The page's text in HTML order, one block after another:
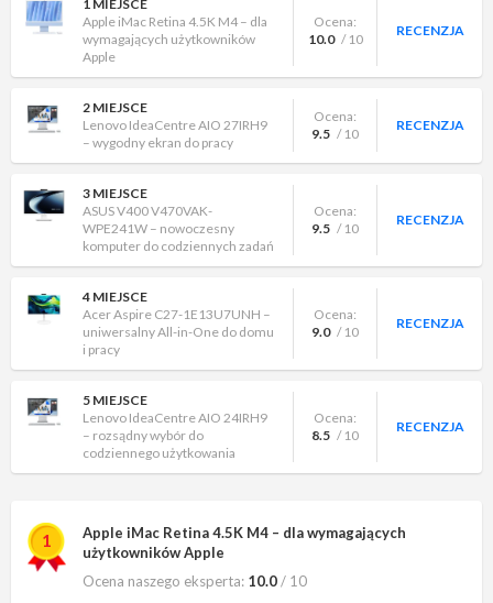
1 MIEJSCE
Apple iMac Retina 4.5K M4 – dla
wymagających użytkowników
Apple
Ocena:
10.0 / 10
RECENZJA
2 MIEJSCE
Lenovo IdeaCentre AIO 27IRH9
– wygodny ekran do pracy
Ocena:
9.5 / 10
RECENZJA
3 MIEJSCE
ASUS V400 V470VAK-
WPE241W – nowoczesny
komputer do codziennych zadań
Ocena:
9.5 / 10
RECENZJA
4 MIEJSCE
Acer Aspire C27-1E13U7UNH –
uniwersalny All-in-One do domu
i pracy
Ocena:
9.0 / 10
RECENZJA
5 MIEJSCE
Lenovo IdeaCentre AIO 24IRH9
– rozsądny wybór do
codziennego użytkowania
Ocena:
8.5 / 10
RECENZJA
1
Apple iMac Retina 4.5K M4 – dla wymagających
użytkowników Apple
Ocena naszego eksperta: 10.0/ 10